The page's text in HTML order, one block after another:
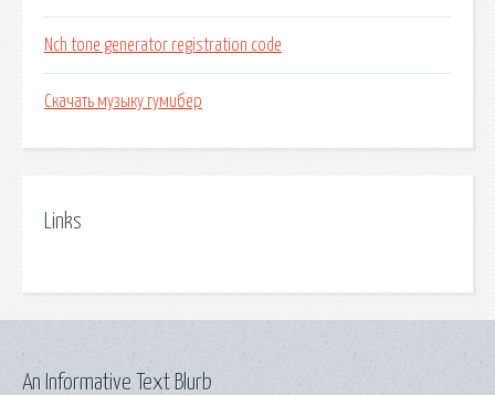
Nch tone generator registration code
Скачать музыку гумибер
Links
An Informative Text Blurb